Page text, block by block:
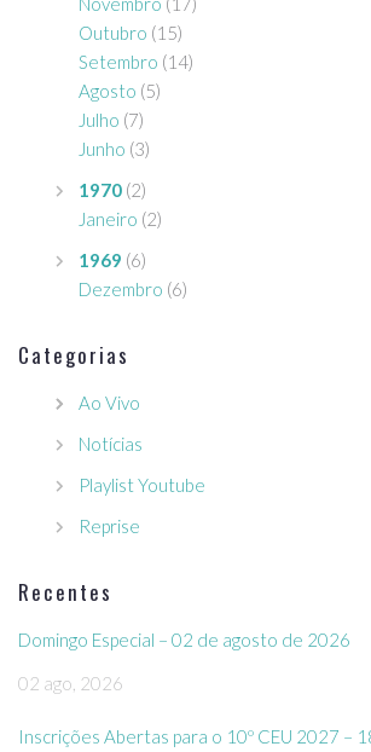
Outubro (15)
Setembro (14)
Agosto (5)
Julho (7)
Junho (3)
1970 (2)
Janeiro (2)
1969 (6)
Dezembro (6)
Categorias
Ao Vivo
Notícias
Playlist Youtube
Reprise
Recentes
Domingo Especial – 02 de agosto de 2026
02 ago, 2026
Inscrições Abertas para o 10º CEU 2027 –